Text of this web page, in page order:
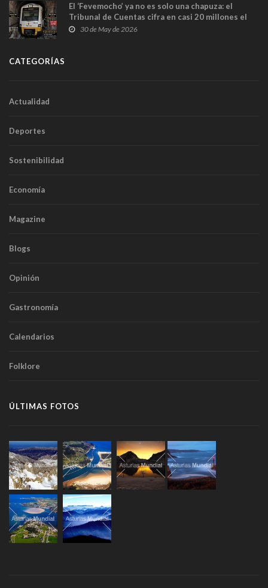
El ‘Fevemocho’ ya no es solo una chapuza: el
Tribunal de Cuentas cifra en casi 20 millones el
sobrecoste de los trenes que no cabían por los
30 de May de 2026
CATEGORÍAS
Actualidad
Deportes
Sostenibilidad
Economía
Magazine
Blogs
Opinión
Gastronomía
Calendarios
Folklore
ÚLTIMAS FOTOS